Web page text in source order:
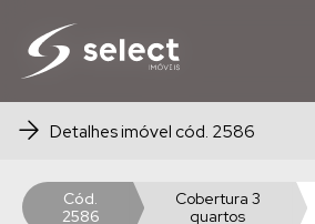
Detalhes imóvel cód. 2586
Cód.
2586
Cobertura 3
quartos